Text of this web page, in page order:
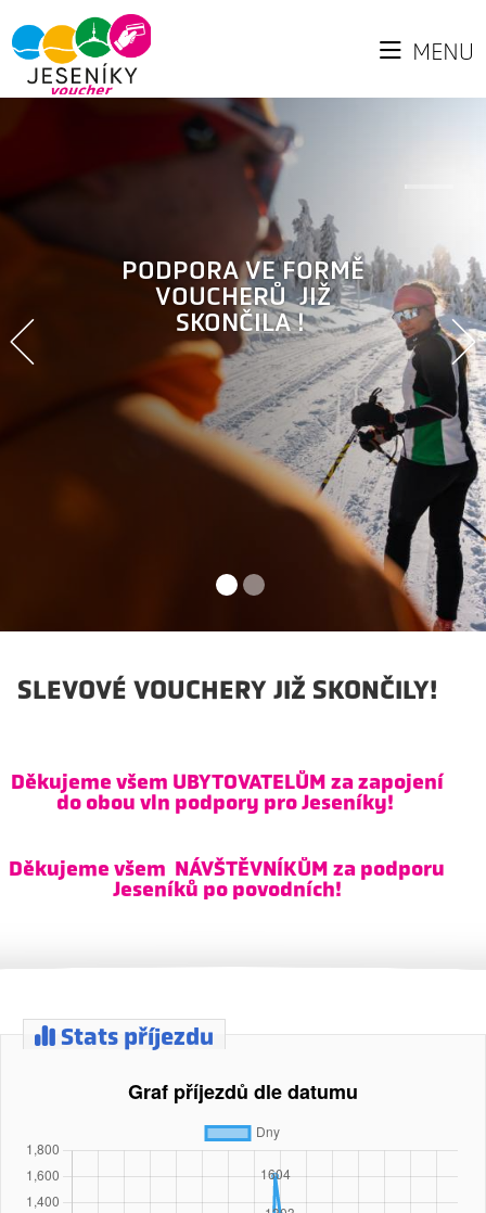
MENU
PODPORA VE FORMĚ
VOUCHERŮ JIŽ
SKONČILA !
VÍCE INFORMACÍ
SLEVOVÉ VOUCHERY JIŽ SKONČILY!
Děkujeme všem UBYTOVATELŮM za zapojení
do obou vln podpory pro Jeseníky!
Děkujeme všem NÁVŠTĚVNÍKŮM za podporu
Jeseníků po povodních!
Stats příjezdu